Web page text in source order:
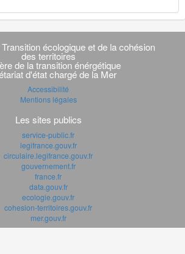
écologique et de la cohésion
des territoires
de la transition énérgétique
d'état chargé de la Mer
Accessibilité
Mentions légales
Les sites publics
service-public.fr
legifrance.gouv.fr
circulaire.legifrance.gouv.fr
gouvernement.fr
france.fr
data.gouv.fr
ecologie.gouv.fr
cohesion-territoires.gouv.fr
mer.gouv.fr